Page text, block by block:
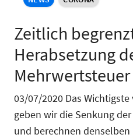
Zeitlich
Herabsetzung
Mehrwertsteuer
03/07/2020 Das
geben wir die Senkung
und berechnen